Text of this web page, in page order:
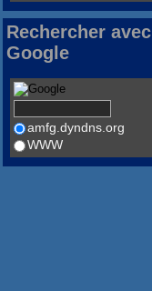
Rechercher avec
Google
amfg.dyndns.org
WWW